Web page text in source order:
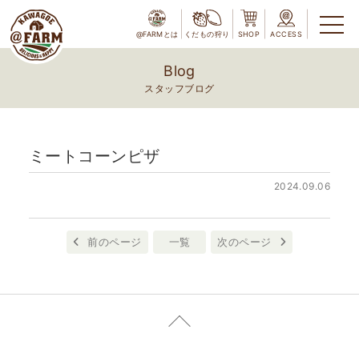
@FARMとは くだもの狩り SHOP ACCESS
Blog
スタッフブログ
ミートコーンピザ
2024.09.06
前のページ 一覧 次のページ